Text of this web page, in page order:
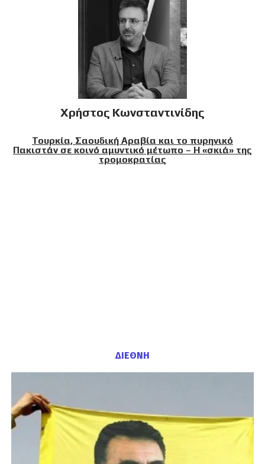
Χρήστος Κωνσταντινίδης
Τουρκία, Σαουδική Αραβία και το πυρηνικό
Πακιστάν σε κοινό αμυντικό μέτωπο – Η «σκιά» της
τρομοκρατίας
ΔΙΕΘΝΗ